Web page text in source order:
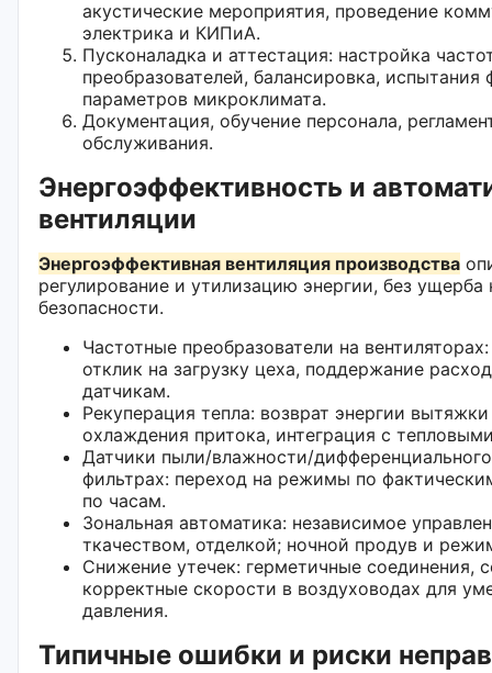
акустические мероприятия, проведение
электрика и КИПиА.
Пусконаладка и аттестация: настройка
преобразователей, балансировка,
параметров микроклимата.
Документация, обучение персонала,
обслуживания.
Энергоэффективность и
вентиляции
Энергоэффективная вентиляция производства
регулирование и утилизацию энергии, без ущерба
безопасности.
Частотные преобразователи на
отклик на загрузку цеха, поддержание
датчикам.
Рекуперация тепла: возврат энергии
охлаждения притока, интеграция с
Датчики пыли/влажности/
фильтрах: переход на режимы по
по часам.
Зональная автоматика: независимое
ткачеством, отделкой; ночной продув и
Снижение утечек: герметичные соединения,
корректные скорости в воздуховодах для
давления.
Типичные ошибки и риски